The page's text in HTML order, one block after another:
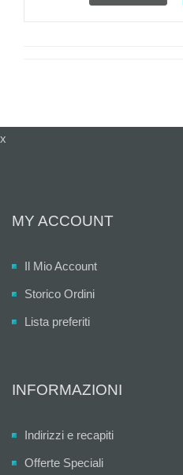
x
MY ACCOUNT
Il Mio Account
Storico Ordini
Lista preferiti
INFORMAZIONI
Indirizzi e recapiti
Offerte Speciali